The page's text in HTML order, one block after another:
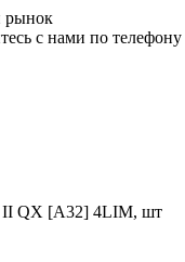
рынок
с нами по телефону
QX [A32] 4LIM, шт